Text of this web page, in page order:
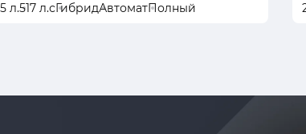
л.517 л.сГибридАвтоматПолный